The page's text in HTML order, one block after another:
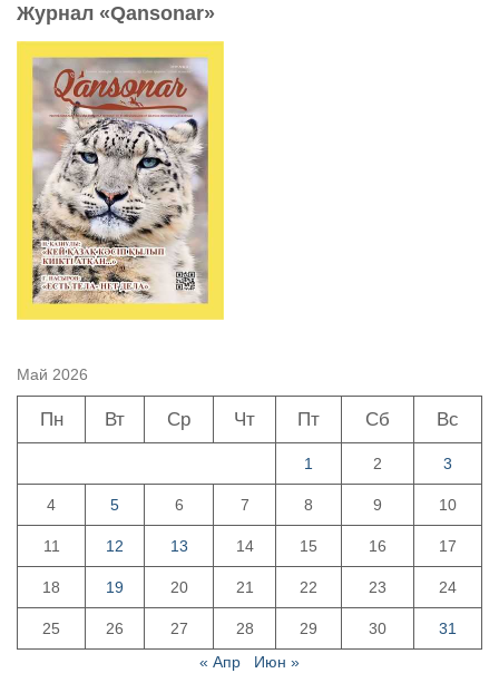
Журнал «Qansonar»
Май 2026
Пн Вт Ср Чт Пт Сб Вс
1 2 3
4 5 6 7 8 9 10
11 12 13 14 15 16 17
18 19 20 21 22 23 24
25 26 27 28 29 30
31
« Апр
Июн »